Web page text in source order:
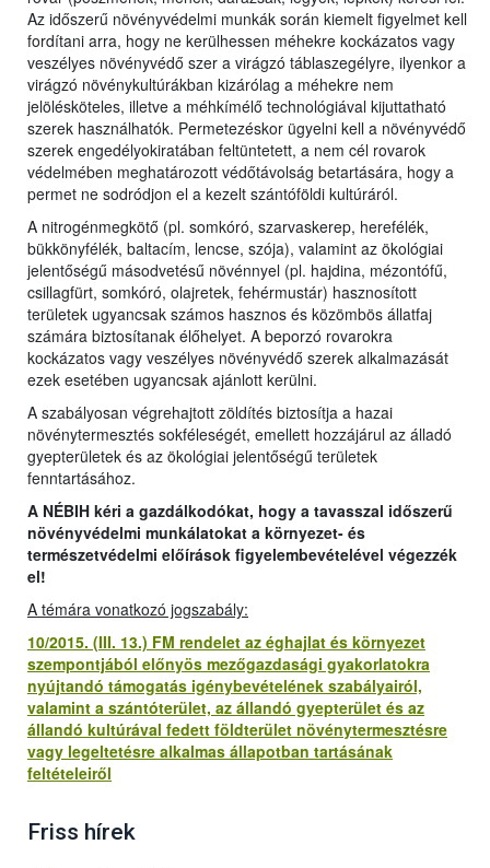
Az időszerű növényvédelmi munkák során kiemelt figyelmet kell
fordítani arra, hogy ne kerülhessen méhekre kockázatos vagy
veszélyes növényvédő szer a virágzó táblaszegélyre, ilyenkor a
virágzó növénykultúrákban kizárólag a méhekre nem
jelölésköteles, illetve a méhkímélő technológiával kijuttatható
szerek használhatók. Permetezéskor ügyelni kell a növényvédő
szerek engedélyokiratában feltüntetett, a nem cél rovarok
védelmében meghatározott védőtávolság betartására, hogy a
permet ne sodródjon el a kezelt szántóföldi kultúráról.
A nitrogénmegkötő (pl. somkóró, szarvaskerep, herefélék,
bükkönyfélék, baltacím, lencse, szója), valamint az ökológiai
jelentőségű másodvetésű növénnyel (pl. hajdina, mézontófű,
csillagfürt, somkóró, olajretek, fehérmustár) hasznosított
területek ugyancsak számos hasznos és közömbös állatfaj
számára biztosítanak élőhelyet. A beporzó rovarokra
kockázatos vagy veszélyes növényvédő szerek alkalmazását
ezek esetében ugyancsak ajánlott kerülni.
A szabályosan végrehajtott zöldítés biztosítja a hazai
növénytermesztés sokféleségét, emellett hozzájárul az álladó
gyepterületek és az ökológiai jelentőségű területek
fenntartásához.
A NÉBIH kéri a gazdálkodókat, hogy a tavasszal időszerű
növényvédelmi munkálatokat a környezet- és
természetvédelmi előírások figyelembevételével végezzék
el!
A témára vonatkozó jogszabály:
10/2015. (III. 13.) FM rendelet az éghajlat és környezet
szempontjából előnyös mezőgazdasági gyakorlatokra
nyújtandó támogatás igénybevételének szabályairól,
valamint a szántóterület, az állandó gyepterület és az
állandó kultúrával fedett földterület növénytermesztésre
vagy legeltetésre alkalmas állapotban tartásának
feltételeiről
Friss hírek